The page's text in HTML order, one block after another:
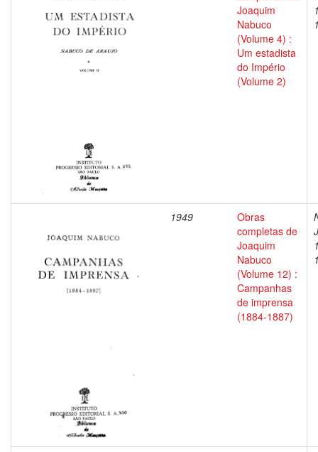
Joaquim
Nabuco
(Volume 4) :
Um estadista
do Império
(Volume 2)
1949
Obras
completas de
Joaquim
Nabuco
(Volume 12) :
Campanhas
de imprensa
(1884-1887)